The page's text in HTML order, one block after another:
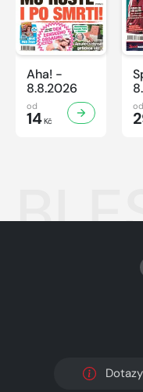
Aha! -
8.8.2026
od
14Kč
od
Dotazy